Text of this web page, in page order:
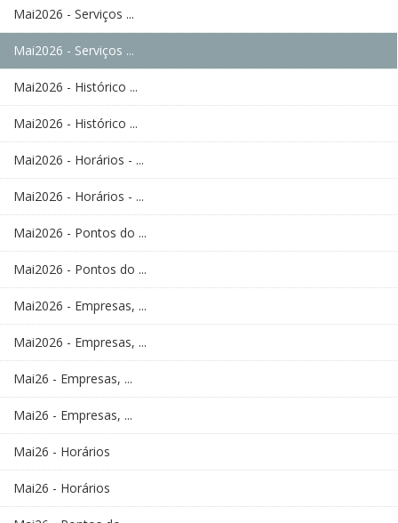
Mai2026 - Serviços ...
Mai2026 - Serviços ...
Mai2026 - Histórico ...
Mai2026 - Histórico ...
Mai2026 - Horários - ...
Mai2026 - Horários - ...
Mai2026 - Pontos do ...
Mai2026 - Pontos do ...
Mai2026 - Empresas, ...
Mai2026 - Empresas, ...
Mai26 - Empresas, ...
Mai26 - Empresas, ...
Mai26 - Horários
Mai26 - Horários